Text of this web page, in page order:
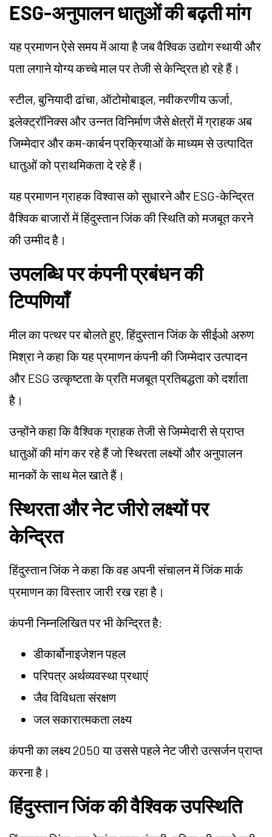
ESG-अनुपालन धातुओं की बढ़ती मांग
यह प्रमाणन ऐसे समय में आया है जब वैश्विक उद्योग स्थायी और
पता लगाने योग्य कच्चे माल पर तेजी से केन्द्रित हो रहे हैं।
स्टील, बुनियादी ढांचा, ऑटोमोबाइल, नवीकरणीय ऊर्जा,
इलेक्ट्रॉनिक्स और उन्नत विनिर्माण जैसे क्षेत्रों में ग्राहक अब
जिम्मेदार और कम-कार्बन प्रक्रियाओं के माध्यम से उत्पादित
धातुओं को प्राथमिकता दे रहे हैं।
यह प्रमाणन ग्राहक विश्वास को सुधारने और ESG-केन्द्रित
वैश्विक बाजारों में हिंदुस्तान जिंक की स्थिति को मजबूत करने
की उम्मीद है।
उपलब्धि पर कंपनी प्रबंधन की
टिप्पणियाँ
मील का पत्थर पर बोलते हुए, हिंदुस्तान जिंक के सीईओ अरुण
मिश्रा ने कहा कि यह प्रमाणन कंपनी की जिम्मेदार उत्पादन
और ESG उत्कृष्टता के प्रति मजबूत प्रतिबद्धता को दर्शाता
है।
उन्होंने कहा कि वैश्विक ग्राहक तेजी से जिम्मेदारी से प्राप्त
धातुओं की मांग कर रहे हैं जो स्थिरता लक्ष्यों और अनुपालन
मानकों के साथ मेल खाते हैं।
स्थिरता और नेट जीरो लक्ष्यों पर
केन्द्रित
हिंदुस्तान जिंक ने कहा कि वह अपनी संचालन में जिंक मार्क
प्रमाणन का विस्तार जारी रख रहा है।
कंपनी निम्नलिखित पर भी केन्द्रित है:
डीकार्बोनाइजेशन पहल
परिपत्र अर्थव्यवस्था प्रथाएं
जैव विविधता संरक्षण
जल सकारात्मकता लक्ष्य
कंपनी का लक्ष्य 2050 या उससे पहले नेट जीरो उत्सर्जन प्राप्त
करना है।
हिंदुस्तान जिंक की वैश्विक उपस्थिति